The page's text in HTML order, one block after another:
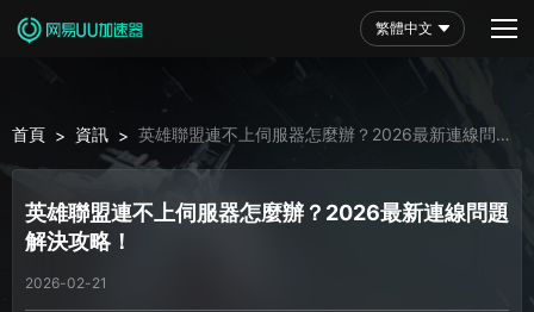
繁體中文
首頁 > 資訊 > 英雄聯盟連不上伺服器怎麼辦？2026最新連線問題
解決攻略！
英雄聯盟連不上伺服器怎麼辦？2026最新連線問題
解決攻略！
2026-02-21